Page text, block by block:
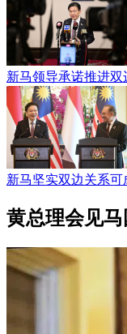
新马领导承诺推进
新马坚实双边关系
黄总理会见